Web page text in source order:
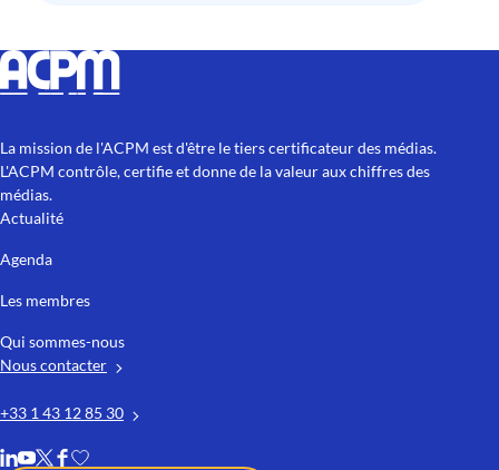
La mission de l'ACPM est d'être le tiers certificateur des médias.
L'ACPM contrôle, certifie et donne de la valeur aux chiffres des
médias.
Actualité
Agenda
Les membres
Qui sommes-nous
Nous contacter
+33 1 43 12 85 30